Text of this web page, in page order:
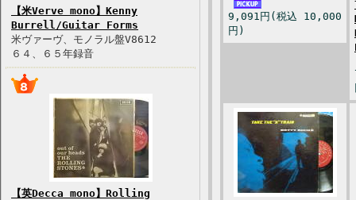
【米Verve mono】Kenny
Burrell/Guitar Forms
米ヴァーヴ、モノラル盤V8612
６４、６５年録音
【英Decca mono】Rolling
9,091円(税込 10,000
円)